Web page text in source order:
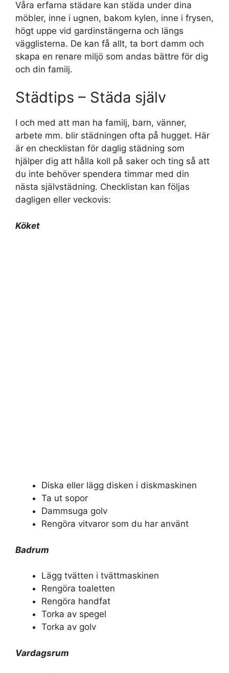
Våra erfarna städare kan städa under dina
möbler, inne i ugnen, bakom kylen, inne i frysen,
högt uppe vid gardinstängerna och längs
vägglisterna. De kan få allt, ta bort damm och
skapa en renare miljö som andas bättre för dig
och din familj.
Städtips – Städa själv
I och med att man ha familj, barn, vänner,
arbete mm. blir städningen ofta på hugget. Här
är en checklistan för daglig städning som
hjälper dig att hålla koll på saker och ting så att
du inte behöver spendera timmar med din
nästa självstädning. Checklistan kan följas
dagligen eller veckovis:
Köket
Diska eller lägg disken i diskmaskinen
Ta ut sopor
Dammsuga golv
Rengöra vitvaror som du har använt
Badrum
Lägg tvätten i tvättmaskinen
Rengöra toaletten
Rengöra handfat
Torka av spegel
Torka av golv
Vardagsrum